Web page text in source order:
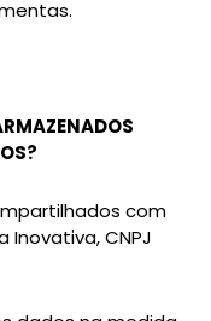
com
Inovativa, CNPJ